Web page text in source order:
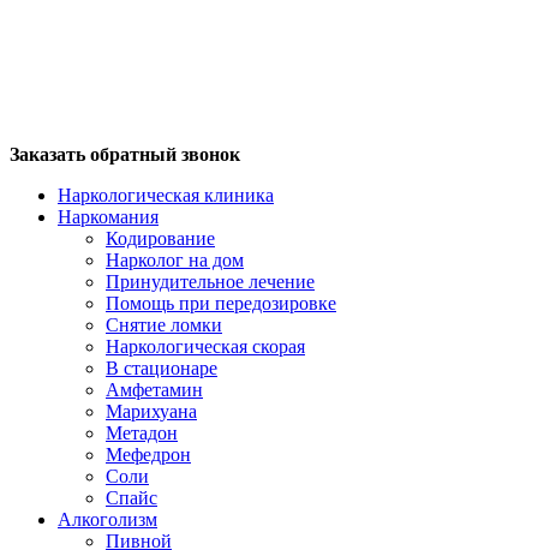
Заказать обратный звонок
Наркологическая клиника
Наркомания
Кодирование
Нарколог на дом
Принудительное лечение
Помощь при передозировке
Снятие ломки
Наркологическая скорая
В стационаре
Амфетамин
Марихуана
Метадон
Мефедрон
Соли
Спайс
Алкоголизм
Пивной